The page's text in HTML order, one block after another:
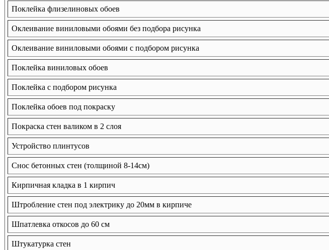
Поклейка флизелиновых обоев
Оклеивание виниловыми обоями без подбора рисунка
Оклеивание виниловыми обоями с подбором рисунка
Поклейка виниловых обоев
Поклейка с подбором рисунка
Поклейка обоев под покраску
Покраска стен валиком в 2 слоя
Устройство плинтусов
Снос бетонных стен (толщиной 8-14см)
Кирпичная кладка в 1 кирпич
Штробление стен под электрику до 20мм в кирпиче
Шпатлевка откосов до 60 см
Штукатурка стен